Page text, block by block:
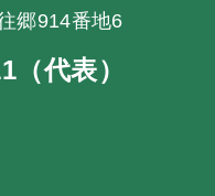
郷914番地6
代表）